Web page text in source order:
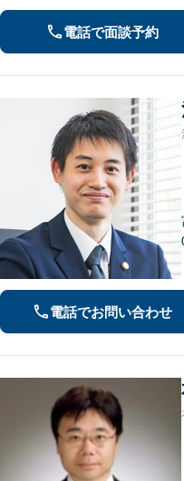
電話で面談予約
電話でお問い合わせ